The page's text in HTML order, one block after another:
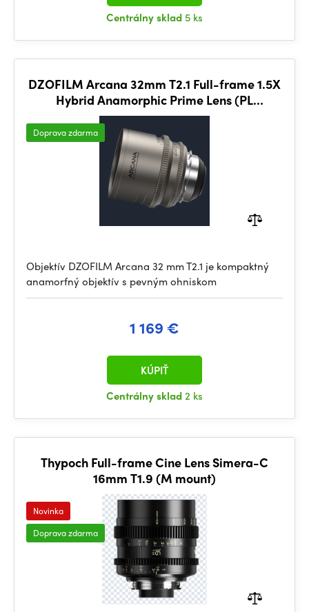
Centrálny sklad 5 ks
DZOFILM Arcana 32mm T2.1 Full-frame 1.5X
Hybrid Anamorphic Prime Lens (PL
mount,meter)
Doprava zdarma
Objektív DZOFILM Arcana 32 mm T2.1 je kompaktný
anamorfný objektív s pevným ohniskom
1 169 €
Centrálny sklad2 ks
KÚPIŤ
Thypoch Full-frame Cine Lens Simera-C
16mm T1.9 (M mount)
Novinka
Doprava zdarma